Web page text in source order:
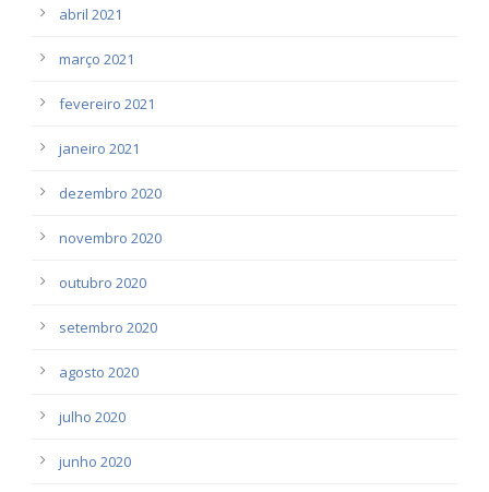
abril 2021
março 2021
fevereiro 2021
janeiro 2021
dezembro 2020
novembro 2020
outubro 2020
setembro 2020
agosto 2020
julho 2020
junho 2020